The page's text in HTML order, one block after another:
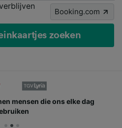
Booking.com
zoeken
mensen die ons elke dag